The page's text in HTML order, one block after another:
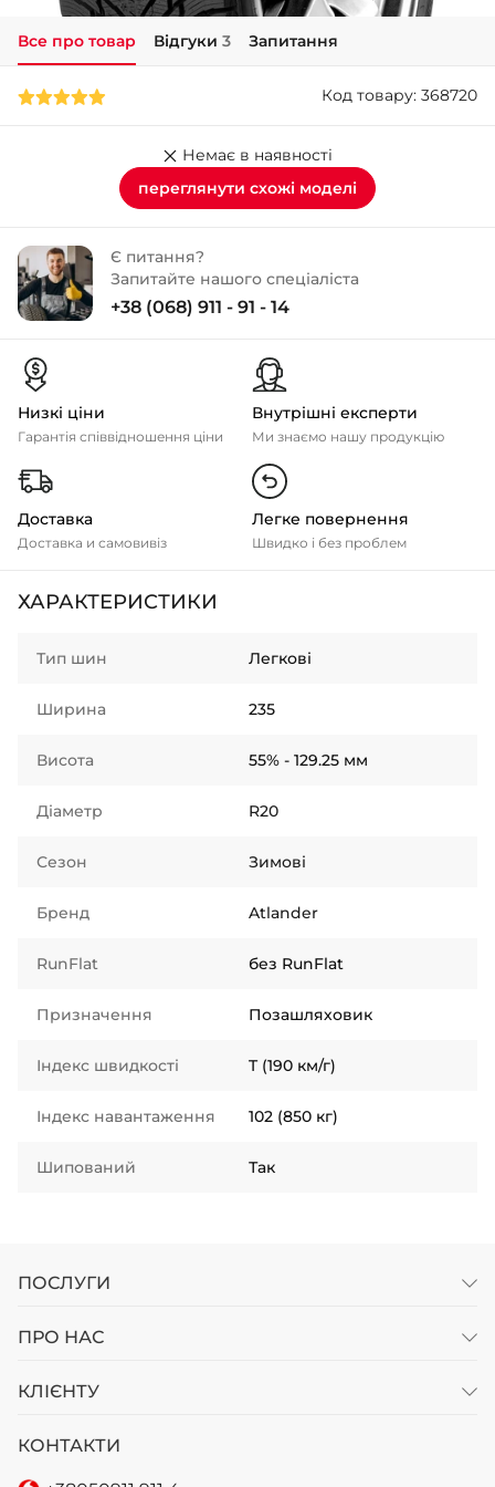
+38 (050)-911-911-2
+38 (099)-643-33-77
+38 (068)-923-74-19
- Калинова
Все про товар Відгуки 3 Запитання
Код товару: 368720
Немає в наявності
переглянути схожі моделі
Є питання?
Запитайте нашого спеціаліста
+38 (068) 911 - 91 - 14
Низкі ціни
Гарантія співвідношення ціни
Внутрішні експерти
Ми знаємо нашу продукцію
Доставка
Доставка и самовивіз
Легке повернення
Швидко і без проблем
ХАРАКТЕРИСТИКИ
Тип шин Легкові
Ширина 235
Висота 55% - 129.25 мм
Діаметр R20
Сезон Зимові
Бренд Atlander
RunFlat без RunFlat
Призначення Позашляховик
Індекс швидкості T (190 км/г)
Індекс навантаження 102 (850 кг)
Шипований Так
ПОСЛУГИ
ПРО НАС
КЛІЄНТУ
КОНТАКТИ